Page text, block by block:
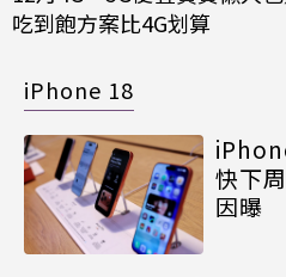
吃到飽方案比4G划算
iPhone 18
快下
因曝